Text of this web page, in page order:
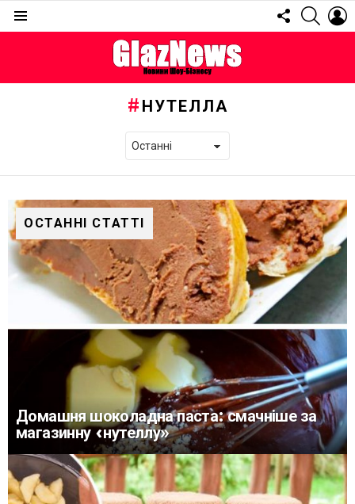
FOLLOW
US
НУТЕЛЛА
ОСТАННІ СТАТТІ
Домашня шоколадна паста: смачніше за
магазинну «нутеллу»